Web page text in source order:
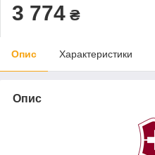
3 774 ₴
Опис Характеристики
Опис